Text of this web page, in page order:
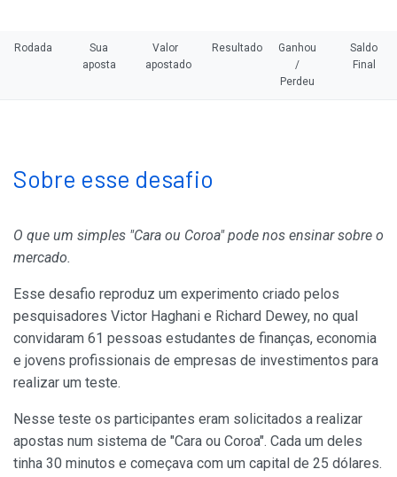
Rodada
Sua
aposta
Valor
apostado
Resultado
Ganhou
/
Perdeu
Saldo
Final
Sobre esse desafio
O que um simples "Cara ou Coroa" pode nos ensinar sobre o
mercado.
Esse desafio reproduz um experimento criado pelos
pesquisadores Victor Haghani e Richard Dewey, no qual
convidaram 61 pessoas estudantes de finanças, economia
e jovens profissionais de empresas de investimentos para
realizar um teste.
Nesse teste os participantes eram solicitados a realizar
apostas num sistema de "Cara ou Coroa". Cada um deles
tinha 30 minutos e começava com um capital de 25 dólares.